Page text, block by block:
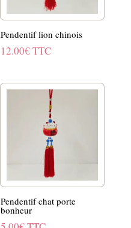
Pendentif lion chinois
12.00€TTC
Pendentif chat porte
bonheur